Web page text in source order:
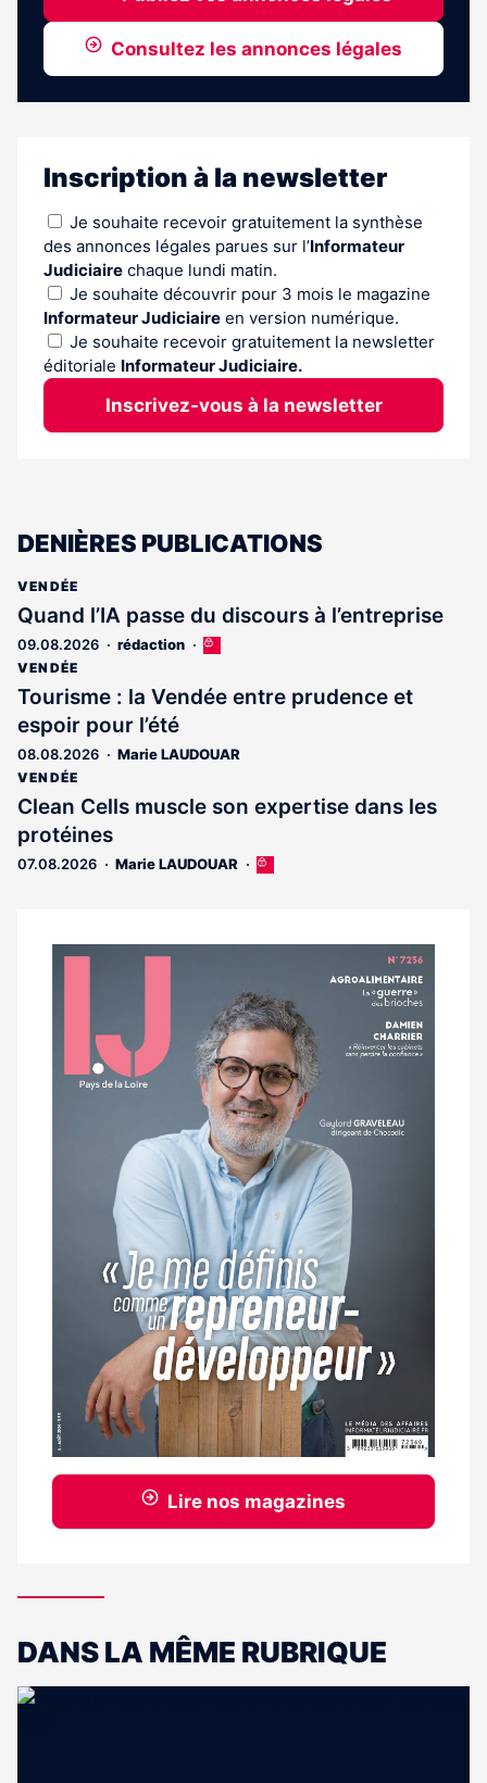
Consultez les annonces légales
Inscription à la newsletter
Je souhaite recevoir gratuitement la synthèse
des annonces légales parues sur l’Informateur
Judiciaire chaque lundi matin.
Je souhaite découvrir pour 3 mois le magazine
Informateur Judiciaire en version numérique.
Je souhaite recevoir gratuitement la newsletter
éditoriale Informateur Judiciaire.
Inscrivez-vous à la newsletter
DENIÈRES PUBLICATIONS
VENDÉE
Quand l’IA passe du discours à l’entreprise
09.08.2026 rédaction
Cet
est
réservé
abonnés
VENDÉE
Tourisme : la Vendée entre prudence et
espoir pour l’été
08.08.2026 Marie LAUDOUAR
VENDÉE
Clean Cells muscle son expertise dans les
protéines
07.08.2026 Marie LAUDOUAR
Cet
aux
Notre
magazine
Lire nos magazines
DANS LA MÊME RUBRIQUE